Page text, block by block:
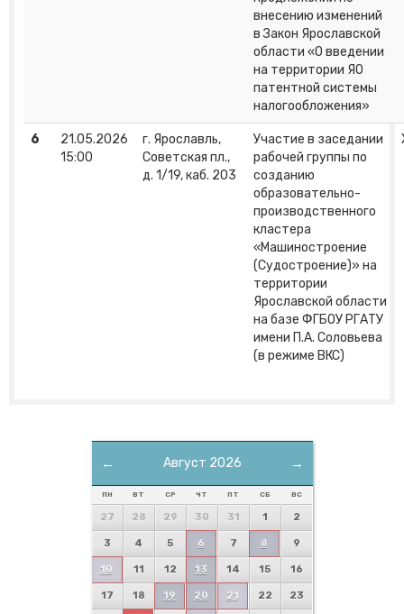
внесению изменений
в Закон Ярославской
области «О введении
на территории ЯО
патентной системы
налогообложения»
6
21.05.2026
15:00
г. Ярославль,
Советская пл.,
д. 1/19, каб. 203
Участие в заседании
рабочей группы по
созданию
образовательно-
производственного
кластера
«Машиностроение
(Судостроение)» на
территории
Ярославской области
на базе ФГБОУ РГАТУ
имени П.А. Соловьева
(в режиме ВКС)
← →
Август 2026
ПН ВТ СР ЧТ ПТ СБ ВС
27 28 29 30 31 1 2
3 4 5 6 7 8 9
10 11 12 13 14 15 16
17 18 19 20 21 22 23